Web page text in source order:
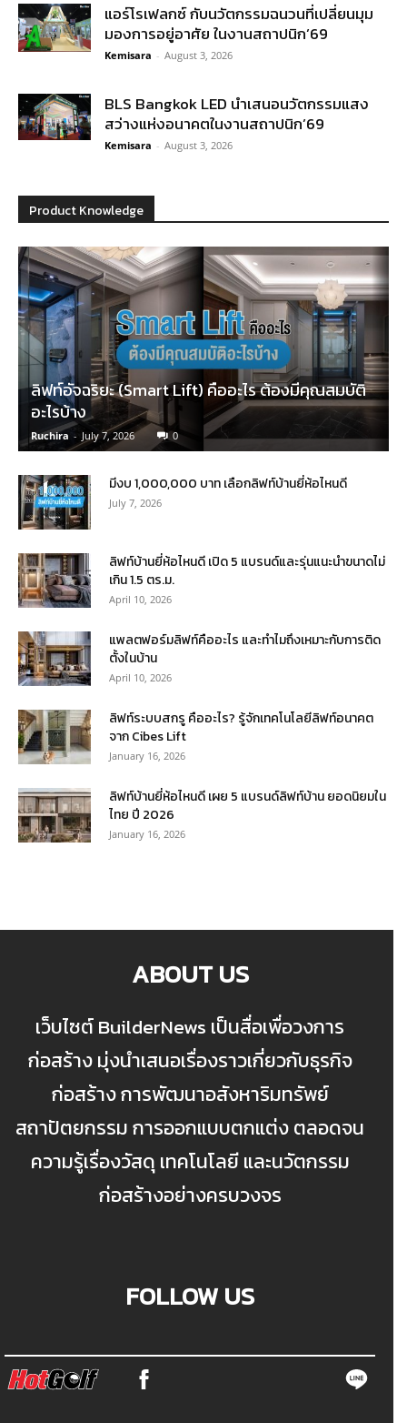
แอร์โรเฟลกซ์ กับนวัตกรรมฉนวนที่เปลี่ยนมุม
มองการอยู่อาศัย ในงานสถาปนิก’69
Kemisara - August 3, 2026
BLS Bangkok LED นำเสนอนวัตกรรมแสง
สว่างแห่งอนาคตในงานสถาปนิก’69
Kemisara - August 3, 2026
Product Knowledge
ลิฟท์อัจฉริยะ (Smart Lift) คืออะไร ต้องมีคุณสมบัติ
อะไรบ้าง
Ruchira - July 7, 2026 0
มีงบ 1,000,000 บาท เลือกลิฟท์บ้านยี่ห้อไหนดี
July 7, 2026
ลิฟท์บ้านยี่ห้อไหนดี เปิด 5 แบรนด์และรุ่นแนะนำขนาดไม่
เกิน 1.5 ตร.ม.
April 10, 2026
แพลตฟอร์มลิฟท์คืออะไร และทำไมถึงเหมาะกับการติด
ตั้งในบ้าน
April 10, 2026
ลิฟท์ระบบสกรู คืออะไร? รู้จักเทคโนโลยีลิฟท์อนาคต
จาก Cibes Lift
January 16, 2026
ลิฟท์บ้านยี่ห้อไหนดี เผย 5 แบรนด์ลิฟท์บ้าน ยอดนิยมใน
ไทย ปี 2026
January 16, 2026
ABOUT US
เว็บไซต์ BuilderNews เป็นสื่อเพื่อวงการ
ก่อสร้าง มุ่งนำเสนอเรื่องราวเกี่ยวกับธุรกิจ
ก่อสร้าง การพัฒนาอสังหาริมทรัพย์
สถาปัตยกรรม การออกแบบตกแต่ง ตลอดจน
ความรู้เรื่องวัสดุ เทคโนโลยี และนวัตกรรม
ก่อสร้างอย่างครบวงจร
FOLLOW US